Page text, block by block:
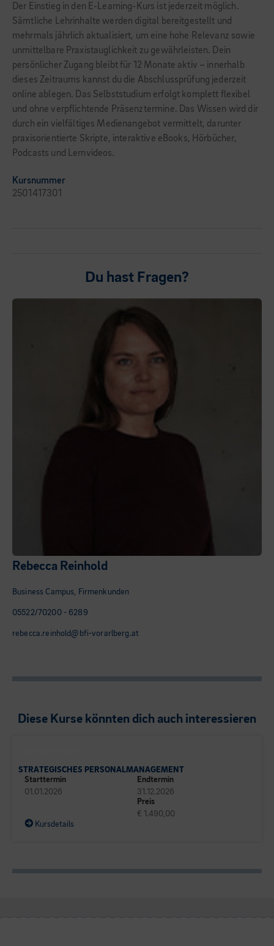
Der Einstieg in den E-Learning-Kurs ist jederzeit möglich.
Sämtliche Lehrinhalte werden digital bereitgestellt und
mehrmals jährlich aktualisiert, um eine hohe Relevanz sowie
unmittelbare Praxistauglichkeit zu gewährleisten. Dein
persönlicher Zugang bleibt für 12 Monate aktiv – innerhalb
dieses Zeitraums kannst du die Abschlussprüfung jederzeit
online ablegen. Das Selbststudium erfolgt komplett flexibel
und ohne verpflichtende Präsenztermine. Das Wissen wird dir
durch ein vielfältiges Medienangebot vermittelt, darunter
praxisorientierte Skripte, interaktive eBooks, Hörbücher,
Podcasts und Lernvideos.
Kursnummer
2501417301
Du hast Fragen?
Rebecca Reinhold
Business Campus, Firmenkunden
05522/70200 - 6289
rebecca.reinhold@bfi-vorarlberg.at
Diese Kurse könnten dich auch interessieren
STRATEGISCHES PERSONALMANAGEMENT
Starttermin
01.01.2026
Endtermin
31.12.2026
Preis
€ 1.490,00
Kursdetails